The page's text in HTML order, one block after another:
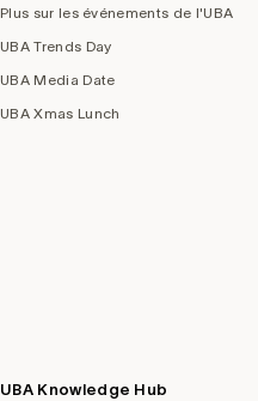
Plus sur les événements de l'UBA
UBA Trends Day
UBA Media Date
UBA Xmas Lunch
UBA Knowledge Hub